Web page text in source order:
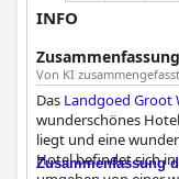
INFO
Von KI zusammengefasst
Das Landgoed Groot
wunderschönes
liegt und eine
Hotel befindet sich
Zusammenfassung